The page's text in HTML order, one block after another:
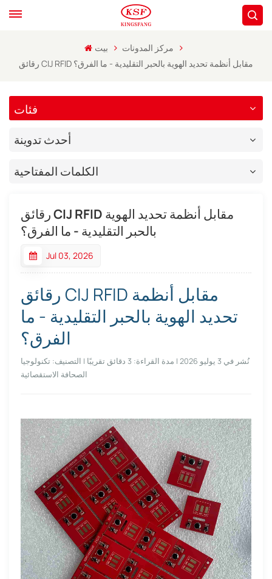
بيت
مركز المدونات
رقائق CIJ RFID مقابل أنظمة تحديد الهوية بالحبر التقليدية - ما الفرق؟
فئات
أحدث تدوينة
الكلمات المفتاحية
رقائق CIJ RFID مقابل أنظمة تحديد الهوية
بالحبر التقليدية - ما الفرق؟
Jul 03, 2026
رقائق CIJ RFID مقابل أنظمة
تحديد الهوية بالحبر التقليدية - ما
الفرق؟
نُشر في 3 يوليو 2026 | مدة القراءة: 3 دقائق تقريبًا | التصنيف: تكنولوجيا
الصحافة الاستقصائية